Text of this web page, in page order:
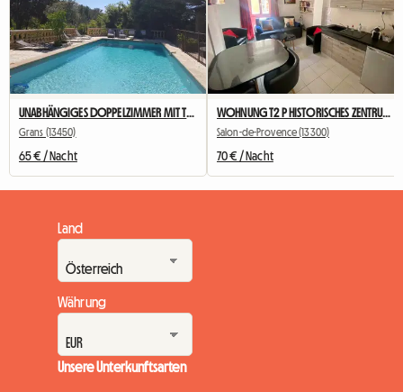
UNABHÄNGIGES DOPPELZIMMER MIT TERRASSE UND SOMMERKÜCHE
Grans (13450)
65 € / Nacht
WOHNUNG T2 P HISTORISCHES ZENTRUM - L’Annex d’Alèz
Salon-de-Provence (13300)
70 € / Nacht
Land
Währung
Unsere Unterkunftsarten